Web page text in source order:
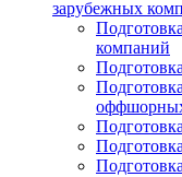
зарубежных
компаний